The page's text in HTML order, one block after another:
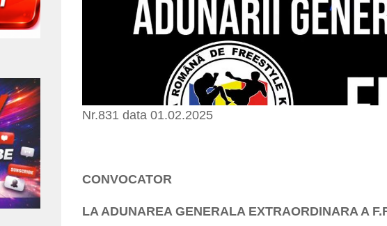
Nr.831 data 01.02.2025
CONVOCATOR
LA ADUNAREA GENERALA EXTRAORDINARA A